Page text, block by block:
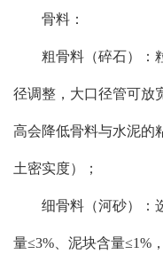
骨料：
粗骨料（碎石）：粒
径调整，大口径管可放
高会降低骨料与水泥的
土密实度）；
细骨料（河砂）：选
量≤3%、泥块含量≤1%